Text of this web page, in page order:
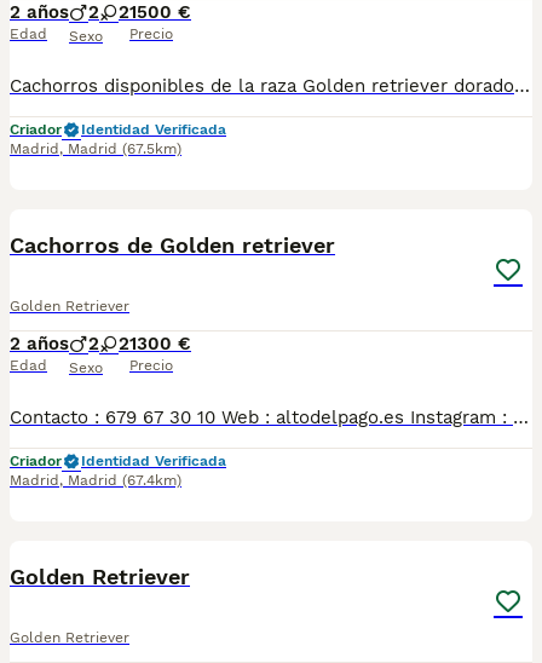
2 años
Edad
2 2
Sexo
1500 €
Precio
Cachorros disponibles de la raza Golden retriever dorados. Criadores responsables y profesionales. Exigimos seriedad. Posibilidad de ver a los ejemplares en su lugar de nacimiento junto con sus padres. Se entregan con toda su documentación en regla. tlf 679 67 30 10 preferimos una llamada teléfonica para resolver dudas, pero podeis conocernos en altodelpago.es intagram@altodelpago
Criador
Identidad Verificada
Madrid , Madrid (67.5km)
Cachorros de Golden retriever
Golden Retriever
2 años
Edad
2 2
Sexo
1300 €
Precio
Contacto : 679 67 30 10 Web : altodelpago.es Instagram : @altodelpago Criados en ambiente familiar, en plena naturaleza. Se entregan con toda su documentación y cartilla. Posibilidad de visitarnos cualquier dia del año. Pedimos seriedad y responsabilidad.
Criador
Identidad Verificada
Madrid , Madrid (67.4km)
Golden Retriever
Golden Retriever